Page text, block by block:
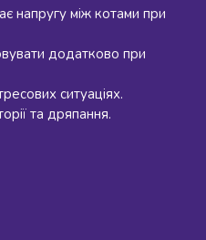
напругу між котами при
додатково при
ситуаціях.
та дряпання.